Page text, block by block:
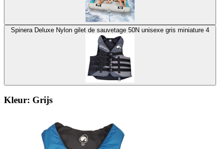
Spinera Deluxe Nylon gilet de sauvetage 50N unisexe gris miniature 4
Kleur: Grijs